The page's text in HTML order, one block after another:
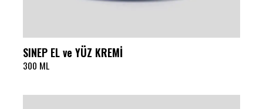
SINEP EL ve YÜZ KREMİ
300 ML